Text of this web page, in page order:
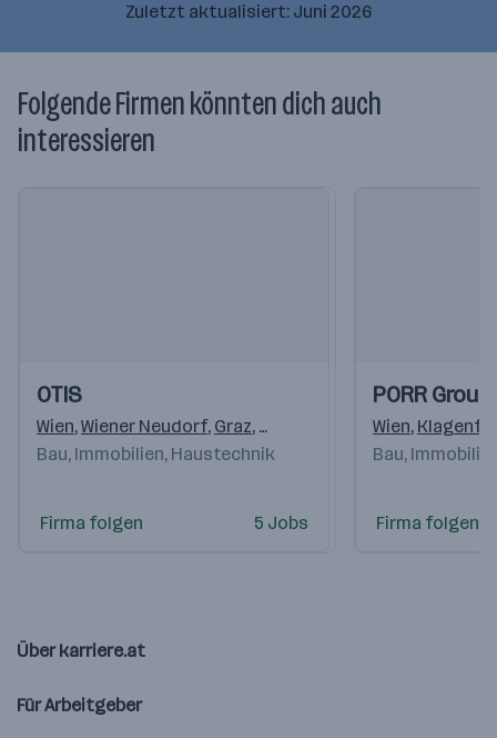
Zuletzt aktualisiert: Juni 2026
Folgende Firmen könnten dich auch
interessieren
Videos
Einblicke
Einblicke
OTIS
Wien,Wiener Neudorf, Graz, Klagenfurt Linz,Bergheim,
Bau, Immobilien, Haustechnik
Firma folgen 5 Jobs
Videos
Einblicke
Einblicke
PORR Group
Wien,
Bau,
Firma folgen
Über karriere.at
Für Arbeitgeber